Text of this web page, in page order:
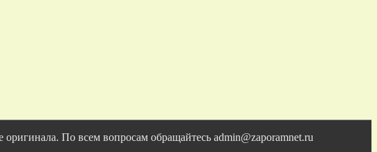
По всем вопросам обращайтесь admin@zaporamnet.ru